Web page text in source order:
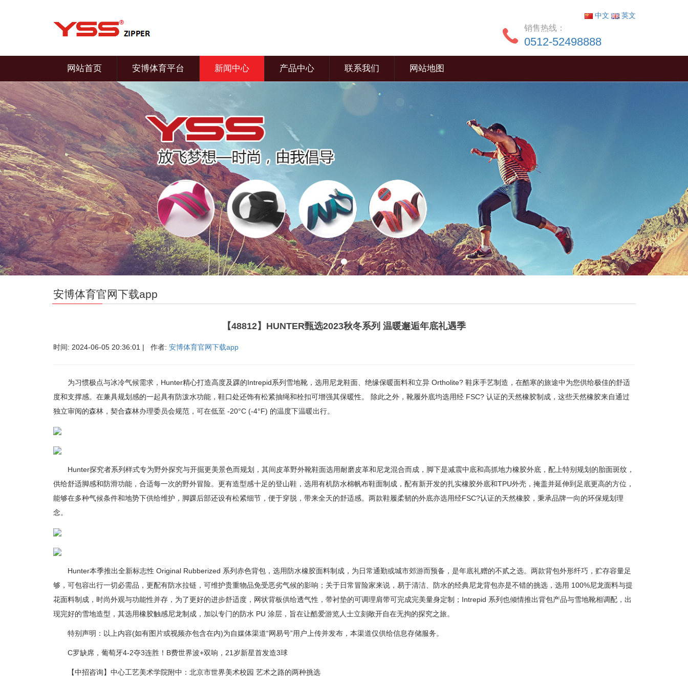
中文 英文
销售热线：
0512-52498888
网站首页 安博体育平台 新闻中心 产品中心 联系我们 网站地图
安博体育官网下载app
【48812】HUNTER甄选2023秋冬系列 温暖邂逅年底礼遇季
时间: 2024-06-05 20:36:01 | 作者: 安博体育官网下载app
为习惯极点与冰冷气候需求，Hunter精心打造高度及踝的Intrepid系列雪地靴，选用尼龙鞋面、绝缘保暖面料和立异 Ortholite? 鞋床手艺制造，在酷寒的旅途中为您供给极佳的舒适
度和支撑感。在兼具规划感的一起具有防泼水功能，鞋口处还饰有松紧抽绳和栓扣可增强其保暖性。 除此之外，靴履外底均选用经 FSC? 认证的天然橡胶制成，这些天然橡胶来自通过
独立审阅的森林，契合森林办理委员会规范，可在低至 -20°C (-4°F) 的温度下温暖出行。
Hunter探究者系列样式专为野外探究与开掘更美景色而规划，其间皮革野外靴鞋面选用耐磨皮革和尼龙混合而成，脚下是减震中底和高抓地力橡胶外底，配上特别规划的胎面斑纹，
供给舒适脚感和防滑功能，合适每一次的野外冒险。更有造型感十足的登山鞋，选用有机防水棉帆布鞋面制成，配有新开发的扎实橡胶外底和TPU外壳，掩盖并延伸到足底更高的方位，
能够在多种气候条件和地势下供给维护，脚踝后部还设有松紧细节，便于穿脱，带来全天的舒适感。两款鞋履柔韧的外底亦选用经FSC?认证的天然橡胶，秉承品牌一向的环保规划理
念。
Hunter本季推出全新标志性 Original Rubberized 系列赤色背包，选用防水橡胶面料制成，为日常通勤或城市郊游而预备，是年底礼赠的不贰之选。两款背包外形纤巧，贮存容量足
够，可包容出行一切必需品，更配有防水拉链，可维护贵重物品免受恶劣气候的影响；关于日常冒险家来说，易于清洁、防水的经典尼龙背包亦是不错的挑选，选用 100%尼龙面料与提
花面料制成，时尚外观与功能性并存，为了更好的进步舒适度，网状背板供给透气性，带衬垫的可调理肩带可完成完美量身定制；Intrepid 系列也倾情推出背包产品与雪地靴相调配，出
现完好的雪地造型，其选用橡胶触感尼龙制成，加以专门的防水 PU 涂层，旨在让酷爱游览人士立刻敞开自在无拘的探究之旅。
特别声明：以上内容(如有图片或视频亦包含在内)为自媒体渠道“网易号”用户上传并发布，本渠道仅供给信息存储服务。
C罗缺席，葡萄牙4-2夺3连胜！B费世界波+双响，21岁新星首发造3球
【中招咨询】中心工艺美术学院附中：北京市世界美术校园 艺术之路的两种挑选